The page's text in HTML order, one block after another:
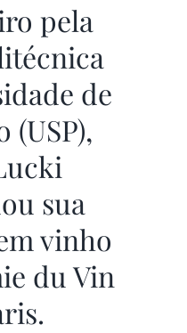
pela
de
(USP),
sua
vinho
du Vin